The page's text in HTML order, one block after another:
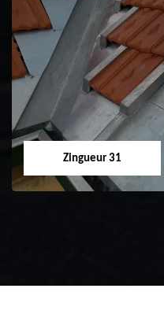
Etanchéité toiture
31
Zingueur 31